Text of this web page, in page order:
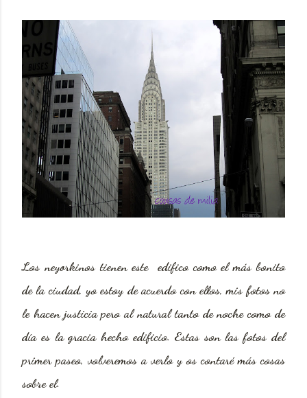
Los neyorkinos tienen este edifico como el más bonito
de la ciudad, yo estoy de acuerdo con ellos, mis fotos no
le hacen justicia pero al natural tanto de noche como de
día es la gracia hecho edificio. Estas son las fotos del
primer paseo, volveremos a verlo y os contaré más cosas
sobre el.